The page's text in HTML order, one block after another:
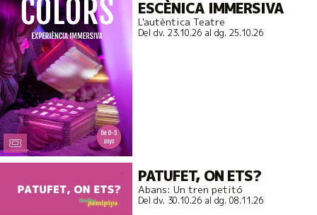
ESCÈNICA IMMERSIVA
L'autèntica Teatre
Del dv. 23.10.26al dg. 25.10.26
PATUFET, ON ETS?
Abans: Un tren petitó
Del dv. 30.10.26al dg. 08.11.26